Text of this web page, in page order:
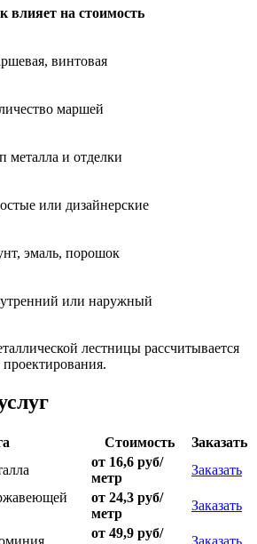
влияет на стоимость
винтовая
маршей
металла и отделки
или дизайнерские
эмаль, порошок
или наружный
лестницы рассчитывается
Стоимость
Заказать
от 16,6 руб/
метр
Заказать
от 24,3 руб/
метр
Заказать
от 49,9 руб/
Заказать